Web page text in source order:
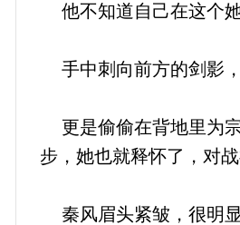
他不知道自己在这个她
手中刺向前方的剑影，
更是偷偷在背地里为
步，她也就释怀了，对
秦风眉头紧皱，很明